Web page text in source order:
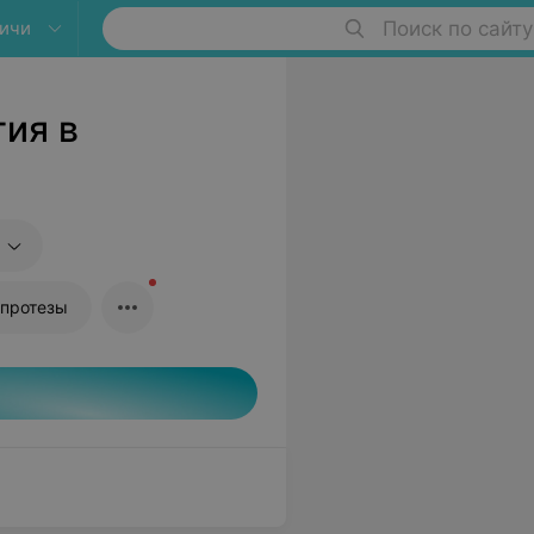
Поиск по сайту
в